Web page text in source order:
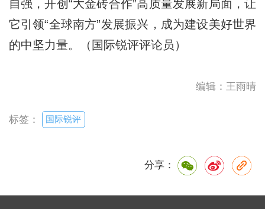
自强，开创“大金砖合作”高质量发展新局面，让
它引领“全球南方”发展振兴，成为建设美好世界
的中坚力量。（国际锐评评论员）
编辑：王雨晴
标签： 国际锐评
分享：